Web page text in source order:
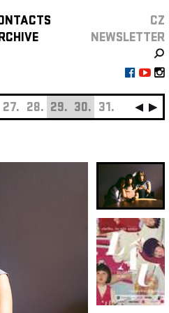
CZ
NEWSLETTER
27. 28. 29. 30. 31.